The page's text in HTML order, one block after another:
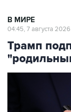
Трамп